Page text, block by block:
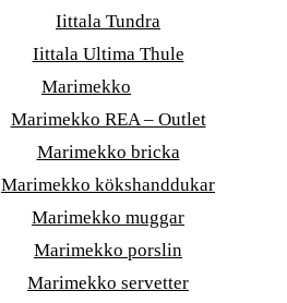
Iittala Tundra
Iittala Ultima Thule
Marimekko
Marimekko REA – Outlet
Marimekko bricka
Marimekko kökshanddukar
Marimekko muggar
Marimekko porslin
Marimekko servetter